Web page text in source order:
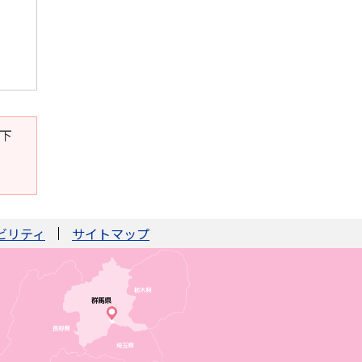
リティ サイトマップ